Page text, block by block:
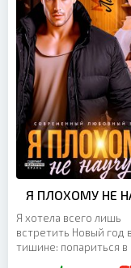
Я ПЛОХОМУ НЕ
Я хотела всего лишь
встретить Новый год в
тишине: попариться в